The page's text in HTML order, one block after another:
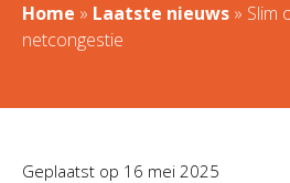
Home » Laatste nieuws » Slim
netcongestie
Geplaatst op 16 mei 2025